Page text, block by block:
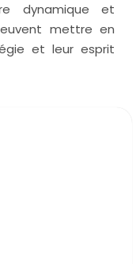
dynamique et
mettre en
et leur esprit